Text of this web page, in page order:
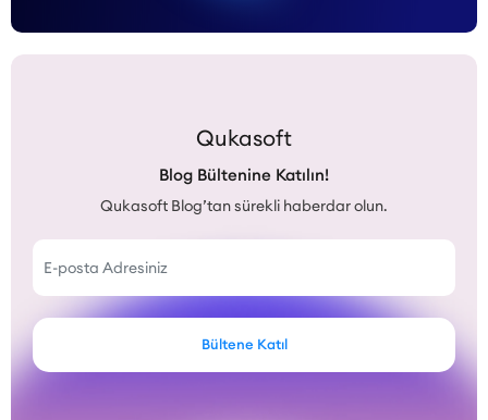
Qukasoft
Blog Bültenine Katılın!
Qukasoft Blog’tan sürekli haberdar olun.
Bültene Katıl